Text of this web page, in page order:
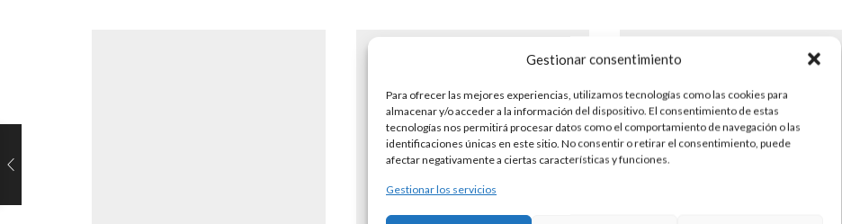
Gestionar consentimiento
Para ofrecer las mejores experiencias, utilizamos tecnologías como las cookies para
almacenar y/o acceder a la información del dispositivo. El consentimiento de estas
tecnologías nos permitirá procesar datos como el comportamiento de navegación o las
identificaciones únicas en este sitio. No consentir o retirar el consentimiento, puede
afectar negativamente a ciertas características y funciones.
Gestionar los servicios